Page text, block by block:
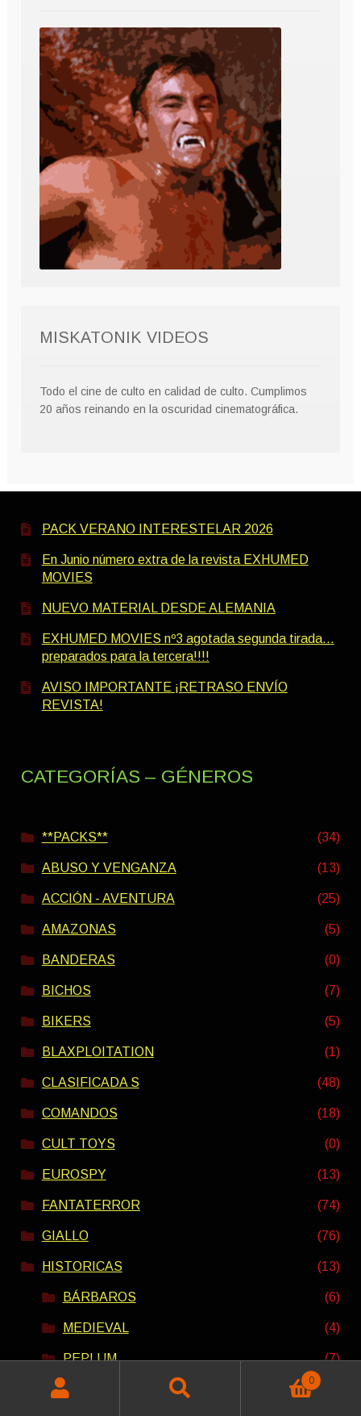
MISKATONIK VIDEOS
Todo el cine de culto en calidad de culto. Cumplimos
20 años reinando en la oscuridad cinematográfica.
PACK VERANO INTERESTELAR 2026
En Junio número extra de la revista EXHUMED
MOVIES
NUEVO MATERIAL DESDE ALEMANIA
EXHUMED MOVIES nº3 agotada segunda tirada…
preparados para la tercera!!!!
AVISO IMPORTANTE ¡RETRASO ENVÍO
REVISTA!
CATEGORÍAS – GÉNEROS
**PACKS** (34)
ABUSO Y VENGANZA (13)
ACCIÓN - AVENTURA (25)
AMAZONAS (5)
BANDERAS (0)
BICHOS (7)
BIKERS (5)
BLAXPLOITATION (1)
CLASIFICADA S (48)
COMANDOS (18)
CULT TOYS (0)
EUROSPY (13)
FANTATERROR (74)
GIALLO (76)
HISTORICAS (13)
BÁRBAROS (6)
MEDIEVAL (4)
PEPLUM (7)
HOMBRES LOBO
Buscar
0